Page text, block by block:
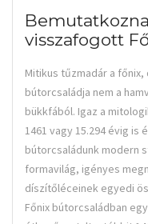
visszafogott
Mitikus tűzmadár a főnix,
bútorcsaládja nem a
bükkfából. Igaz a
1461 vagy 15.294 évig is
bútorcsaládunk modern
formavilág, igényes
díszítőléceinek egyedi
Főnix bútorcsaládban